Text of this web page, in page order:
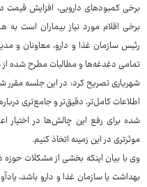
برخی کمبودهای دارویی، افزایش
برخی اقلام مورد نیاز بیماران است
رئیس سازمان غذا و دارو، معاونان و
تمامی دغدغه‌ها و مطالبات مطرح شده از
شهریاری تصریح کرد: در این جلسه مقرر
اطلاعات کامل‌تر، دقیق‌تر و جامع‌تری
شده برای رفع این چالش‌ها در اختیار
موثرتری در این زمینه اتخاذ کنیم.
وی با بیان اینکه بخشی از مشکلات حوزه
بهداشت یا سازمان غذا و دارو باشد،